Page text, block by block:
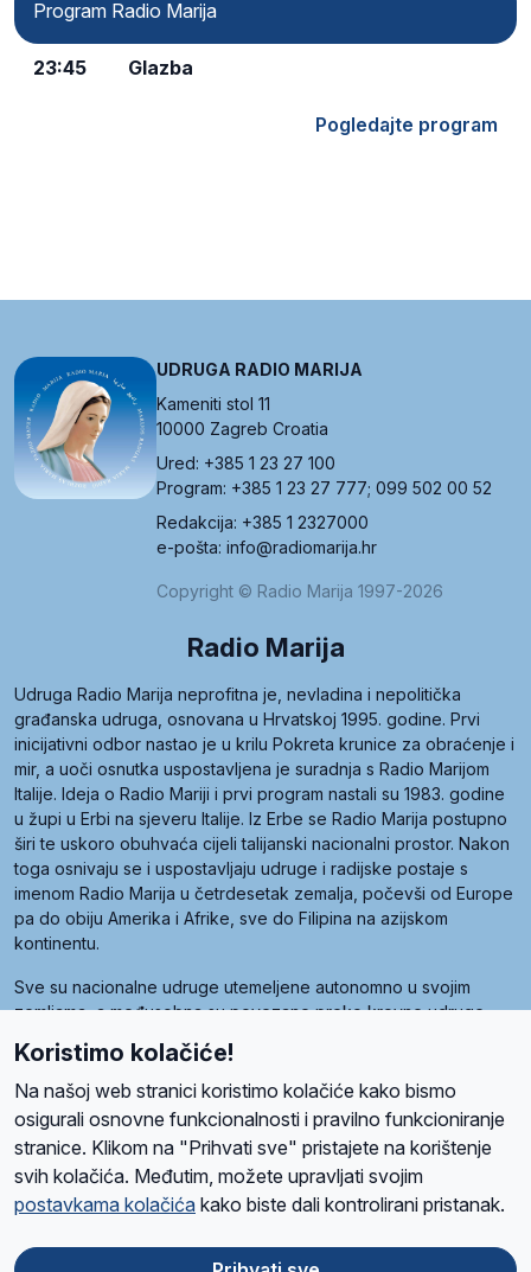
Program Radio Marija
23:45 Glazba
Pogledajte program
UDRUGA RADIO MARIJA
Kameniti stol 11
10000 Zagreb Croatia
Ured: +385 1 23 27 100
Program: +385 1 23 27 777; 099 502 00 52
Redakcija: +385 1 2327000
e-pošta: info@radiomarija.hr
Copyright © Radio Marija 1997-2026
Radio Marija
Udruga Radio Marija neprofitna je, nevladina i nepolitička
građanska udruga, osnovana u Hrvatskoj 1995. godine. Prvi
inicijativni odbor nastao je u krilu Pokreta krunice za obraćenje i
mir, a uoči osnutka uspostavljena je suradnja s Radio Marijom
Italije. Ideja o Radio Mariji i prvi program nastali su 1983. godine
u župi u Erbi na sjeveru Italije. Iz Erbe se Radio Marija postupno
širi te uskoro obuhvaća cijeli talijanski nacionalni prostor. Nakon
toga osnivaju se i uspostavljaju udruge i radijske postaje s
imenom Radio Marija u četrdesetak zemalja, počevši od Europe
pa do obiju Amerika i Afrike, sve do Filipina na azijskom
kontinentu.
Sve su nacionalne udruge utemeljene autonomno u svojim
zemljama, a međusobna su povezane preko krovne udruge
Radio Maria). Svjetsku obitelj utemeljilo je sedam članica, među
kojima je i hrvatska Udruga Radio Marija.
O namaRadio ProgramVolonteriPrijateljiKontaktPravila privatnosti
Ova stranica je zaštićena Google reCAPTCHA sustavom
Koristimo kolačiće!
Na našoj web stranici koristimo kolačiće kako bismo
osigurali osnovne funkcionalnosti i pravilno funkcioniranje
stranice. Klikom na "Prihvati sve" pristajete na korištenje
svih kolačića. Međutim, možete upravljati svojim
postavkama kolačića kako biste dali kontrolirani pristanak.